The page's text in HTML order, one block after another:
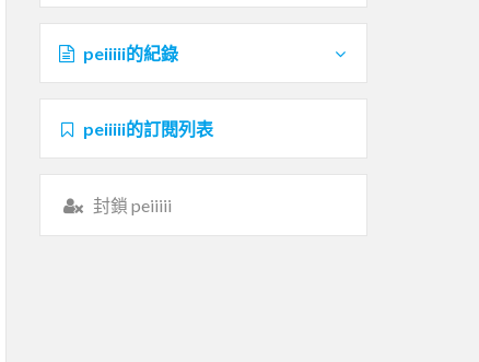
peiiiii的紀錄
peiiiii的訂閱列表
封鎖 peiiiii